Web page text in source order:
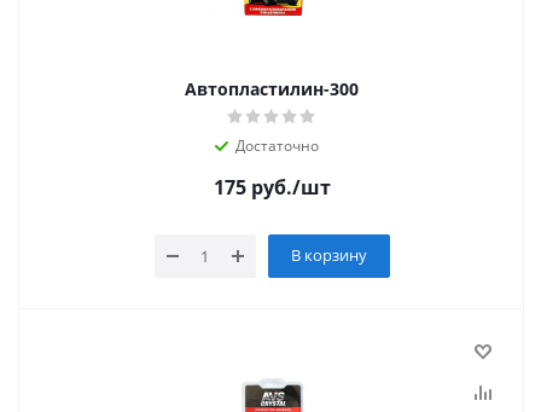
Автопластилин-300
Достаточно
175руб./шт
В корзину